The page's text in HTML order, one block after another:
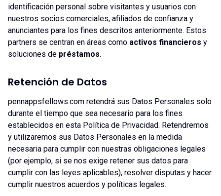
identificación personal sobre visitantes y usuarios con
nuestros socios comerciales, afiliados de confianza y
anunciantes para los fines descritos anteriormente. Estos
partners se centran en áreas como activos financieros y
soluciones de préstamos.
Retención de Datos
pennappsfellows.com retendrá sus Datos Personales solo
durante el tiempo que sea necesario para los fines
establecidos en esta Política de Privacidad. Retendremos
y utilizaremos sus Datos Personales en la medida
necesaria para cumplir con nuestras obligaciones legales
(por ejemplo, si se nos exige retener sus datos para
cumplir con las leyes aplicables), resolver disputas y hacer
cumplir nuestros acuerdos y políticas legales.